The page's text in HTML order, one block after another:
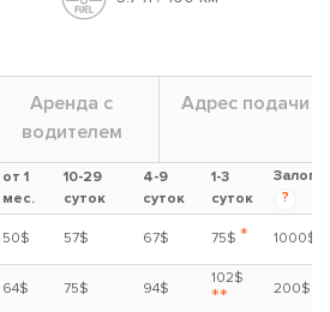
Аренда с
водителем
Адрес подачи
от 1
мес.
10-29
суток
4-9
суток
1-3
суток
Залог
?
50$ 57$ 67$ 75$ * 1000$
64$ 75$ 94$
102$
** 200$